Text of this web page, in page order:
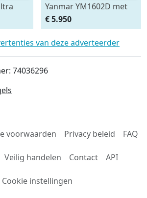
€
Yanmar YM1602D met
voorlader, al vanaf € 99,-
per maand.
€ 5.950
van deze adverteerder
74036296
voorwaarden Privacy beleid FAQ
Veilig handelen Contact API
Cookie instellingen